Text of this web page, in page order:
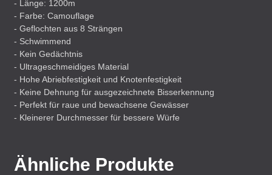
- Länge: 1200m
- Farbe: Camouflage
- Geflochten aus 8 Strängen
- Schwimmend
- Kein Gedächtnis
- Ultrageschmeidiges Material
- Hohe Abriebfestigkeit und Knotenfestigkeit
- Keine Dehnung für ausgezeichnete Bisserkennung
- Perfekt für raue und bewachsene Gewässer
- Kleinerer Durchmesser für bessere Würfe
Ähnliche Produkte